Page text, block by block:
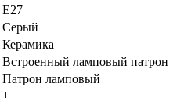
E27
Серый
Керамика
Встроенный ламповый патрон
Патрон ламповый